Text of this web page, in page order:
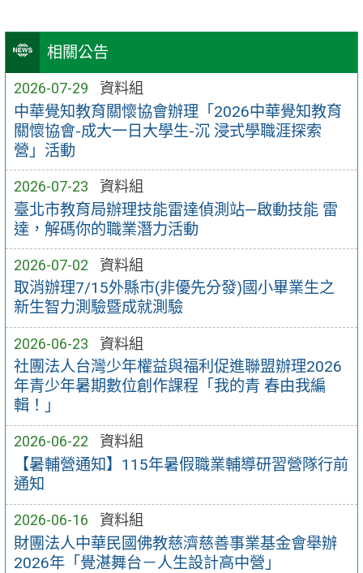
相關公告
2026-07-29 資料組
中華覺知教育關懷協會辦理「2026中華覺知教育
關懷協會-成大一日大學生-沉 浸式學職涯探索
營」活動
2026-07-23 資料組
臺北市教育局辦理技能雷達偵測站—啟動技能 雷
達，解碼你的職業潛力活動
2026-07-02 資料組
取消辦理7/15外縣市(非優先分發)國小畢業生之
新生智力測驗暨成就測驗
2026-06-23 資料組
社團法人台灣少年權益與福利促進聯盟辦理2026
年青少年暑期數位創作課程「我的青 春由我編
輯！」
2026-06-22 資料組
【暑輔營通知】115年暑假職業輔導研習營隊行前
通知
2026-06-16 資料組
財團法人中華民國佛教慈濟慈善事業基金會舉辦
2026年「覺湛舞台－人生設計高中營」